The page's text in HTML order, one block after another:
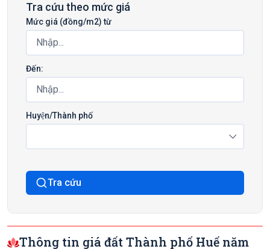
Tra cứu theo mức giá
Mức giá (đồng/m2) từ
Đến:
Huyện/Thành phố
Tra cứu
Thông tin giá đất Thành phố Huế năm